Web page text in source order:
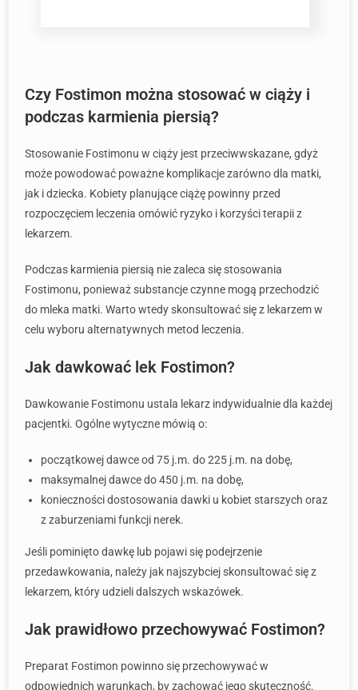
Czy Fostimon można stosować w ciąży i
podczas karmienia piersią?
Stosowanie Fostimonu w ciąży jest przeciwwskazane, gdyż
może powodować poważne komplikacje zarówno dla matki,
jak i dziecka. Kobiety planujące ciążę powinny przed
rozpoczęciem leczenia omówić ryzyko i korzyści terapii z
lekarzem.
Podczas karmienia piersią nie zaleca się stosowania
Fostimonu, ponieważ substancje czynne mogą przechodzić
do mleka matki. Warto wtedy skonsultować się z lekarzem w
celu wyboru alternatywnych metod leczenia.
Jak dawkować lek Fostimon?
Dawkowanie Fostimonu ustala lekarz indywidualnie dla każdej
pacjentki. Ogólne wytyczne mówią o:
początkowej dawce od 75 j.m. do 225 j.m. na dobę,
maksymalnej dawce do 450 j.m. na dobę,
konieczności dostosowania dawki u kobiet starszych oraz
z zaburzeniami funkcji nerek.
Jeśli pominięto dawkę lub pojawi się podejrzenie
przedawkowania, należy jak najszybciej skonsultować się z
lekarzem, który udzieli dalszych wskazówek.
Jak prawidłowo przechowywać Fostimon?
Preparat Fostimon powinno się przechowywać w
odpowiednich warunkach, by zachować jego skuteczność.